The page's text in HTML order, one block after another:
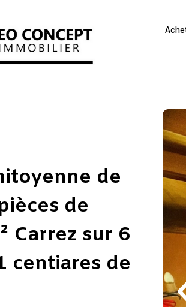
de
de
Carrez sur 6
centiares de